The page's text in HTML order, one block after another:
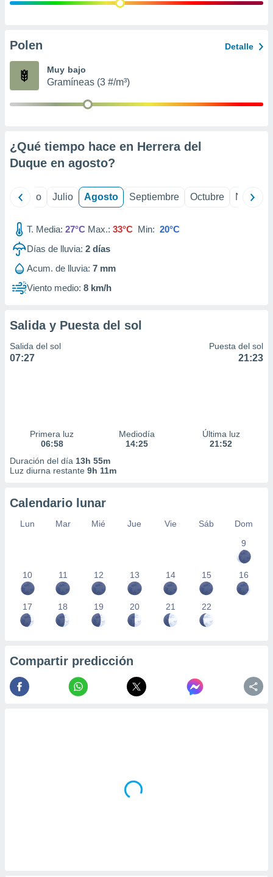
publicidad
de
Polen Detalle
Muy bajo
Gramíneas (3 #/m³)
¿Qué tiempo hace en Herrera del
Duque en agosto?
Junio Julio Agosto Septiembre Octubre
T. Media: 27°C Max.: 33°C Min: 20°C
Días de lluvia: 2 días
Acum. de lluvia: 7 mm
Viento medio: 8 km/h
Salida y Puesta del sol
Salida del sol
07:27
Puesta del sol
21:23
Primera luz
06:58
Mediodía
14:25
Última luz
21:52
Duración del día 13h 55m
Luz diurna restante 9h 11m
Calendario lunar
Lun Mar Mié Jue Vie Sáb
Dom
9
10 11 12 13 14 15 16
17 18 19 20 21 22
Compartir predicción